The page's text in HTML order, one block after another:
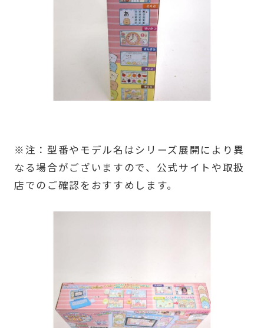
※注：型番やモデル名はシリーズ展開により異
なる場合がございますので、公式サイトや取扱
店でのご確認をおすすめします。